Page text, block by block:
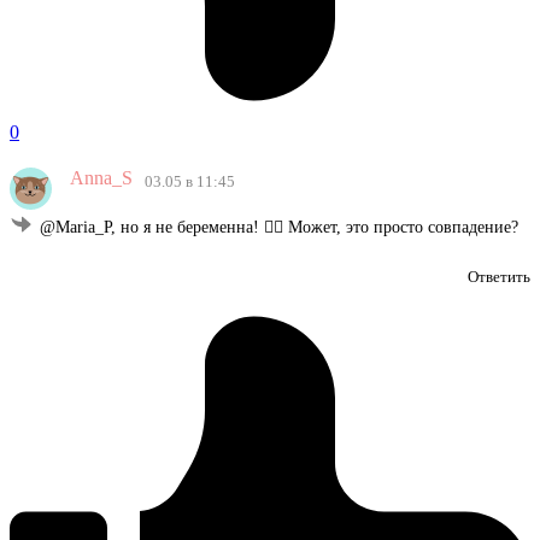
0
Anna_S 03.05 в 11:45
@Maria_P, но я не беременна! 🤦‍♀️ Может, это просто совпадение?
Ответить